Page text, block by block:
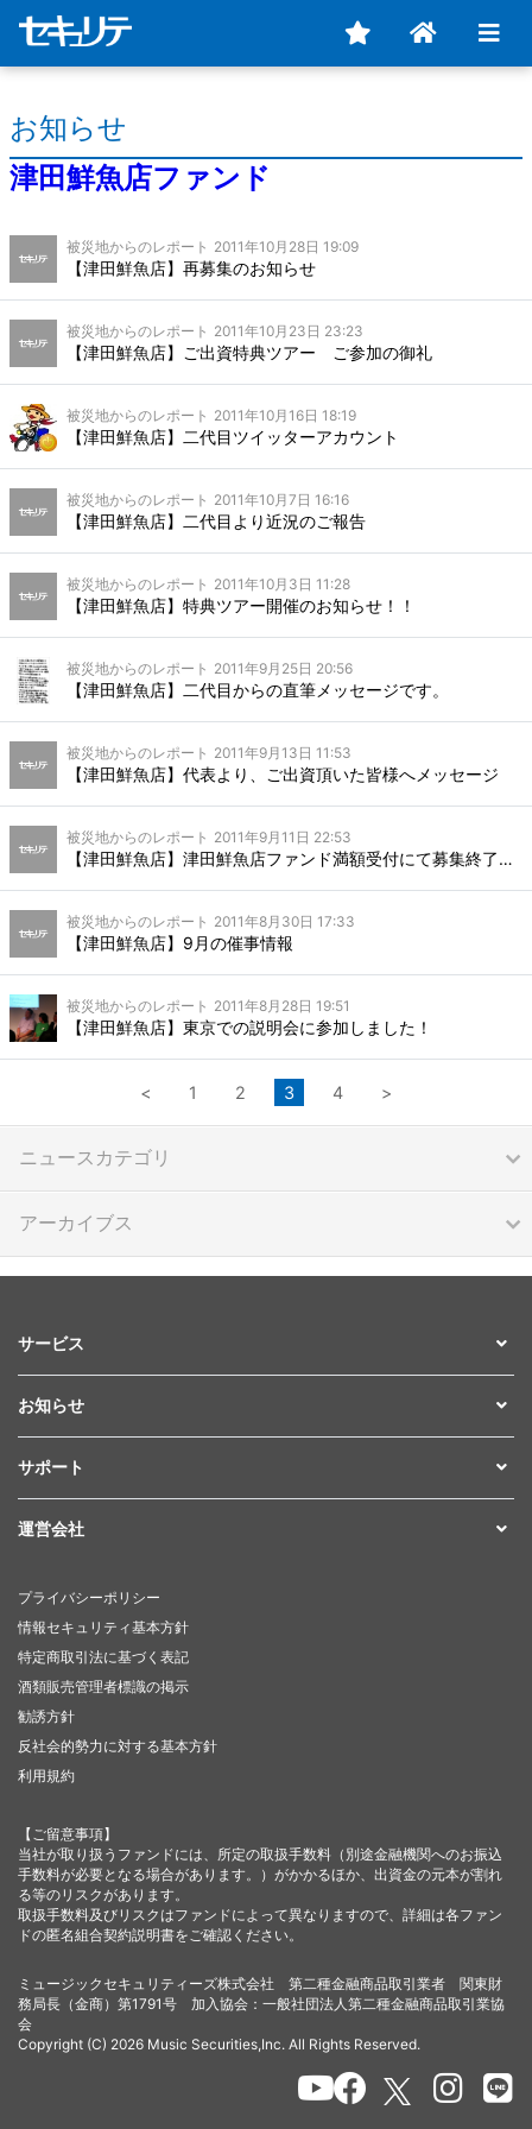
お知らせ
津田鮮魚店ファンド
被災地からのレポート 2011年10月28日 19:09
【津田鮮魚店】再募集のお知らせ
被災地からのレポート 2011年10月23日 23:23
【津田鮮魚店】ご出資特典ツアー ご参加の御礼
被災地からのレポート 2011年10月16日 18:19
【津田鮮魚店】二代目ツイッターアカウント
被災地からのレポート 2011年10月7日 16:16
【津田鮮魚店】二代目より近況のご報告
被災地からのレポート 2011年10月3日 11:28
【津田鮮魚店】特典ツアー開催のお知らせ！！
被災地からのレポート 2011年9月25日 20:56
【津田鮮魚店】二代目からの直筆メッセージです。
被災地からのレポート 2011年9月13日 11:53
【津田鮮魚店】代表より、ご出資頂いた皆様へメッセージ
被災地からのレポート 2011年9月11日 22:53
【津田鮮魚店】津田鮮魚店ファンド満額受付にて募集終了致しました。
被災地からのレポート 2011年8月30日 17:33
【津田鮮魚店】9月の催事情報
被災地からのレポート 2011年8月28日 19:51
【津田鮮魚店】東京での説明会に参加しました！
< 1 2 3 4 >
ニュースカテゴリ
アーカイブス
サービス
お知らせ
サポート
運営会社
プライバシーポリシー
情報セキュリティ基本方針
特定商取引法に基づく表記
酒類販売管理者標識の掲示
勧誘方針
反社会的勢力に対する基本方針
利用規約
【ご留意事項】
当社が取り扱うファンドには、所定の取扱手数料（別途金融機関へのお振込
手数料が必要となる場合があります。）がかかるほか、出資金の元本が割れ
る等のリスクがあります。
取扱手数料及びリスクはファンドによって異なりますので、詳細は各ファン
ドの匿名組合契約説明書をご確認ください。
ミュージックセキュリティーズ株式会社 第二種金融商品取引業者 関東財
務局長（金商）第1791号 加入協会：一般社団法人第二種金融商品取引業協
会
Copyright (C) 2026 Music Securities,Inc. All Rights Reserved.